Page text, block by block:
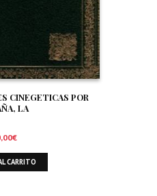
CINEGETICAS POR
LA
€
CARRITO